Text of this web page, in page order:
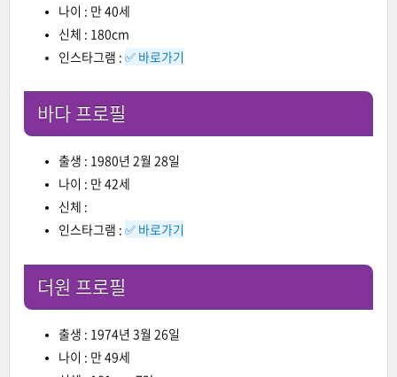
나이 : 만 40세
신체 : 180cm
인스타그램 : ✅ 바로가기
바다 프로필
출생 : 1980년 2월 28일
나이 : 만 42세
신체 :
인스타그램 : ✅ 바로가기
더원 프로필
출생 : 1974년 3월 26일
나이 : 만 49세